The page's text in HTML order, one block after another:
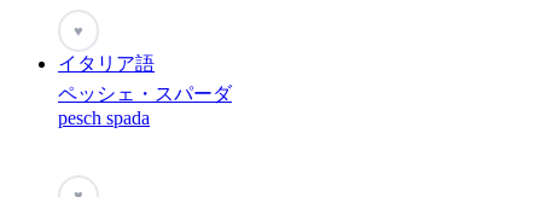
♥
イタリア語
ペッシェ・スパーダ
pesch spada